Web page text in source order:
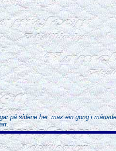
på sidene her, max ein gong i